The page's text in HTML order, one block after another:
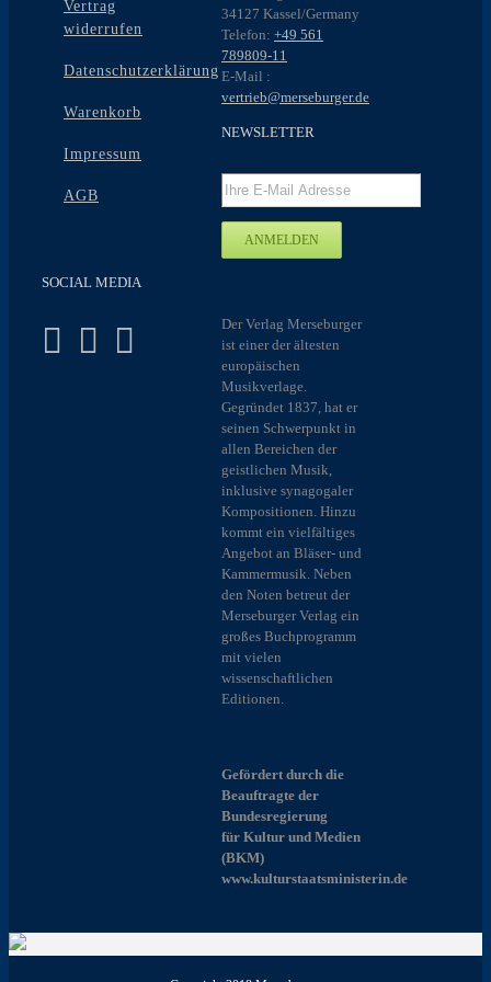
Vertrag
widerrufen
Datenschutzerklärung
Warenkorb
Impressum
AGB
SOCIAL MEDIA
34127 Kassel/Germany
Telefon: +49 561
789809-11
E-Mail :
vertrieb@merseburger.de
NEWSLETTER
Der Verlag Merseburger
ist einer der ältesten
europäischen
Musikverlage.
Gegründet 1837, hat er
seinen Schwerpunkt in
allen Bereichen der
geistlichen Musik,
inklusive synagogaler
Kompositionen. Hinzu
kommt ein vielfältiges
Angebot an Bläser- und
Kammermusik. Neben
den Noten betreut der
Merseburger Verlag ein
großes Buchprogramm
mit vielen
wissenschaftlichen
Editionen.
Gefördert durch die
Beauftragte der
Bundesregierung
für Kultur und Medien
(BKM)
www.kulturstaatsministerin.de